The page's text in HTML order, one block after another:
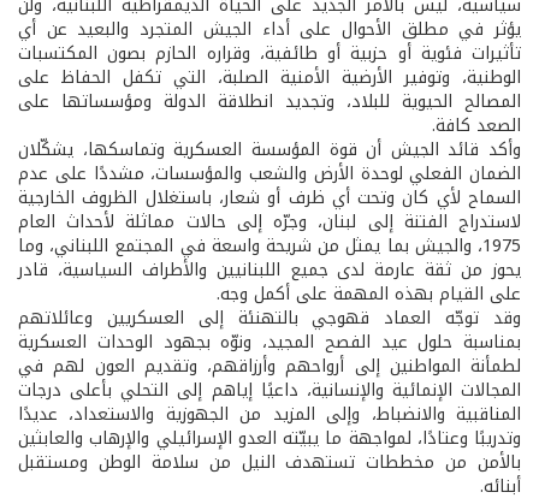
يؤثر في مطلق الأحوال على أداء الجيش المتجرد والبعيد عن أي
تأثيرات فئوية أو حزبية أو طائفية، وقراره الحازم بصون المكتسبات
الوطنية، وتوفير الأرضية الأمنية الصلبة، التي تكفل الحفاظ على
المصالح الحيوية للبلاد، وتجديد انطلاقة الدولة ومؤسساتها على
الصعد كافة.
وأكد قائد الجيش أن قوة المؤسسة العسكرية وتماسكها، يشكّلان
الضمان الفعلي لوحدة الأرض والشعب والمؤسسات، مشددًا على عدم
السماح لأي كان وتحت أي ظرف أو شعار، باستغلال الظروف الخارجية
لاستدراج الفتنة إلى لبنان، وجرّه إلى حالات مماثلة لأحداث العام
1975، والجيش بما يمثل من شريحة واسعة في المجتمع اللبناني، وما
يحوز من ثقة عارمة لدى جميع اللبنانيين والأطراف السياسية، قادر
على القيام بهذه المهمة على أكمل وجه.
وقد توجّه العماد قهوجي بالتهنئة إلى العسكريين وعائلاتهم
بمناسبة حلول عيد الفصح المجيد، ونوّه بجهود الوحدات العسكرية
لطمأنة المواطنين إلى أرواحهم وأرزاقهم، وتقديم العون لهم في
المجالات الإنمائية والإنسانية، داعيًا إياهم إلى التحلي بأعلى درجات
المناقبية والانضباط، وإلى المزيد من الجهوزية والاستعداد، عديدًا
وتدريبًا وعتادًا، لمواجهة ما يبيّته العدو الإسرائيلي والإرهاب والعابثين
بالأمن من مخططات تستهدف النيل من سلامة الوطن ومستقبل
أبنائه.